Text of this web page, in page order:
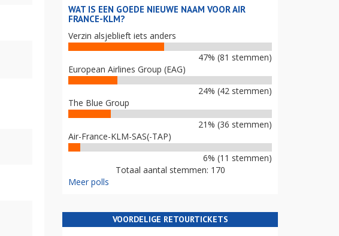
WAT IS EEN GOEDE NIEUWE NAAM VOOR AIR
FRANCE-KLM?
Verzin alsjeblieft iets anders
47% (81 stemmen)
European Airlines Group (EAG)
24% (42 stemmen)
The Blue Group
21% (36 stemmen)
Air-France-KLM-SAS(-TAP)
6% (11 stemmen)
Totaal aantal stemmen: 170
Meer polls
VOORDELIGE RETOURTICKETS